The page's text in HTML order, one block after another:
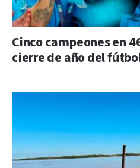
Cinco campeones en
cierre de año del